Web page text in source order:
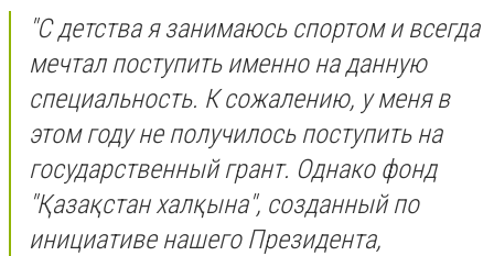
"С детства я занимаюсь спортом и всегда
мечтал поступить именно на данную
специальность. К сожалению, у меня в
этом году не получилось поступить на
государственный грант. Однако фонд
"Қазақстан халқына", созданный по
инициативе нашего Президента,